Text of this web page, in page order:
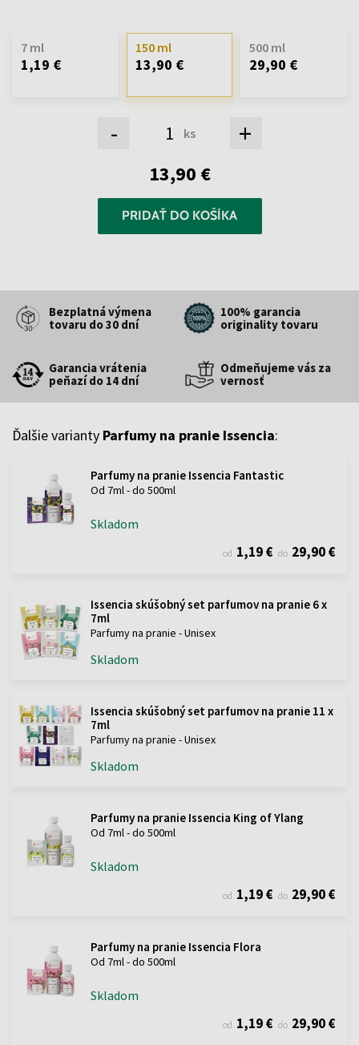
- ks +
7 ml
1,19 €
150 ml
13,90 €
500 ml
29,90 €
13,90 €
PRIDAŤ DO KOŠÍKA
Bezplatná výmena
tovaru do 30 dní
100% garancia
originality tovaru
Garancia vrátenia
peňazí do 14 dní
Odmeňujeme vás za
vernosť
Ďalšie varianty Parfumy na pranie Issencia:
Parfumy na pranie Issencia Fantastic
Od 7ml - do 500ml
Skladom
od 1,19 € do 29,90 €
Issencia skúšobný set parfumov na pranie 6 x
7ml
Parfumy na pranie - Unisex
Skladom
Issencia skúšobný set parfumov na pranie 11 x
7ml
Parfumy na pranie - Unisex
Skladom
Parfumy na pranie Issencia King of Ylang
Od 7ml - do 500ml
Skladom
od 1,19 € do 29,90 €
Parfumy na pranie Issencia Flora
Od 7ml - do 500ml
Skladom
od 1,19 € do 29,90 €